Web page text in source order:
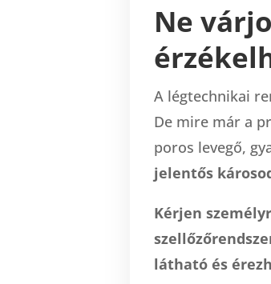
Ne
A légtechnikai
De mire már a
poros levegő,
jelentős
Kérjen
látható és